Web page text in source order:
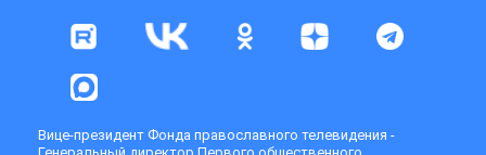
Вице-президент Фонда православного телевидения -